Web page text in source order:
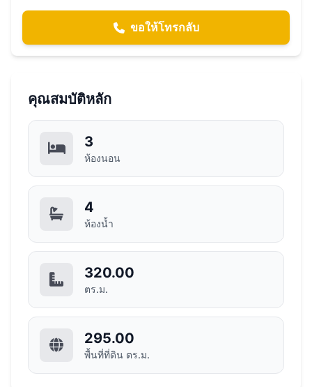
ขอให้โทรกลับ
คุณสมบัติหลัก
3
ห้องนอน
4
ห้องน้ำ
320.00
ตร.ม.
295.00
พื้นที่ที่ดิน ตร.ม.